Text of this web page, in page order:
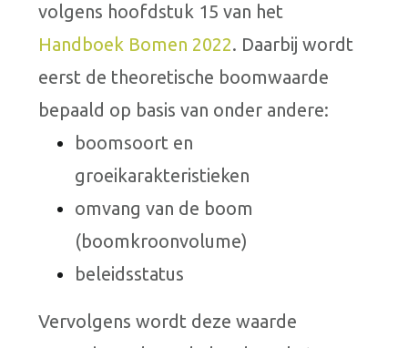
volgens hoofdstuk 15 van het
Handboek Bomen 2022. Daarbij wordt
eerst de theoretische boomwaarde
bepaald op basis van onder andere:
boomsoort en
groeikarakteristieken
omvang van de boom
(boomkroonvolume)
beleidsstatus
Vervolgens wordt deze waarde